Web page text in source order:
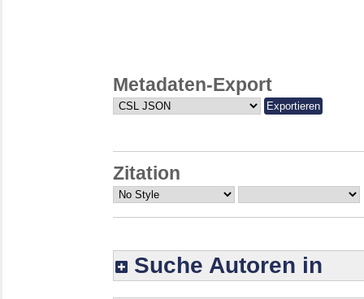
Metadaten-Export
Zitation
Suche Autoren in